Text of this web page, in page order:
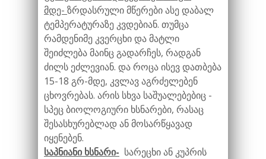
მდე- ზრდასრული მწერები ასე დაბალ
ტემპერატურაზე კვდებიან. თუმცა
რამდენიმე კვერცხი და მატლი
შეიძლება მაინც გადარჩეს, რადგან
ძილს ეძლევიან. და როცა ისევ დათბება
15-18 გრ-მდე, კვლავ აგრძელებენ
ცხოვრებას. არის სხვა საშუალებებიც -
სპეც ბიოლოგიური ხსნარები, რასაც
შესასხურებლად ან მოსარწყავად
იყენებენ.
საპნიანი ხსნარი- სარეცხი ან კუპრის